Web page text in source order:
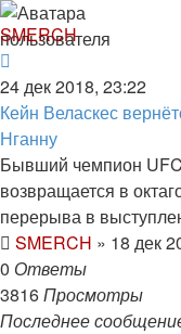
SMERCH
24 дек 2018, 23:22
Кейн Веласкес
Нганну
Бывший чемпион
возвращается в
перерыва в
SMERCH » 18 дек
0 Ответы
3816Просмотры
Последнее